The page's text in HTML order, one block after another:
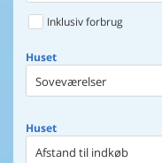
Inklusiv forbrug
Huset
Soveværelser
Huset
Afstand til indkøb